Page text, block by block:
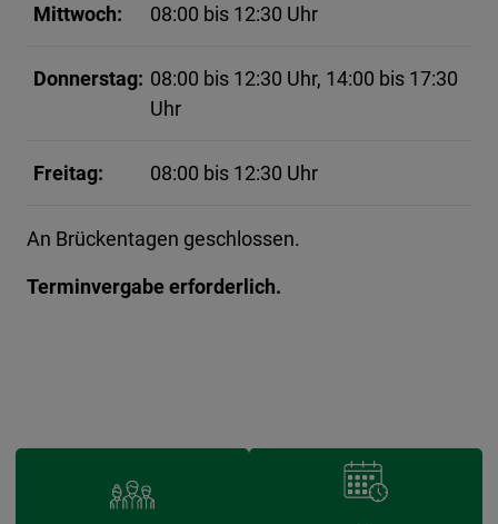
Mittwoch: 08:00 bis 12:30 Uhr
Donnerstag: 08:00 bis 12:30 Uhr, 14:00 bis 17:30
Uhr
Freitag: 08:00 bis 12:30 Uhr
An Brückentagen geschlossen.
Terminvergabe erforderlich.